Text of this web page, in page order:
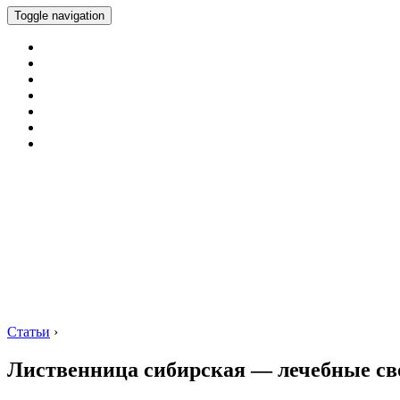
Toggle navigation
Статьи ›
Лиственница сибирская — лечебные